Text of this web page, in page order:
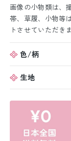
画像の小物類は、
帯、草履、小物等
トさせていただき
色/柄
生地